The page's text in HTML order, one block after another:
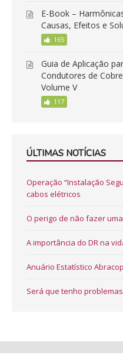
E-Book –
Causas, Efeitos e
165
Guia de Aplicação
Condutores de
Volume V
117
ÚLTIMAS NOTÍCIAS
Operação “Instalação
cabos elétricos
O perigo de não fazer
A importância do DR na
Anuário Estatístico
Será que tenho